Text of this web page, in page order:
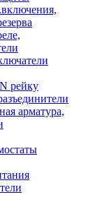
рейку
арматура,